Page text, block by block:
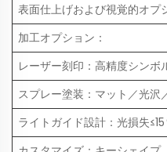
表面仕上げおよび視覚的オプ
加工オプション：
レーザー刻印：高精度シン
スプレー塗装：マット／光
ライトガイド設計：光損失